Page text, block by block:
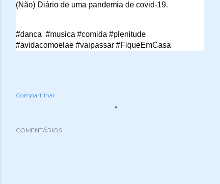
(Não) Diário de uma pandemia de covid-19.
#danca  #musica #comida #plenitude
#avidacomoelae #vaipassar #FiqueEmCasa
Compartilhar
COMENTÁRIOS